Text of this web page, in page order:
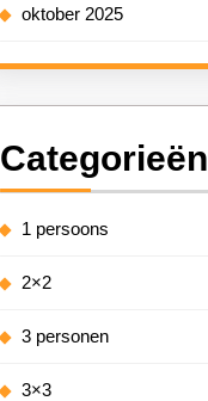
oktober 2025
Categorieën
1 persoons
2×2
3 personen
3×3